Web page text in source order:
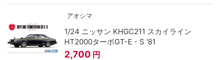
アオシマ
1/24 ニッサン KHGC211 スカイライン
HT2000ターボGT-E・S '81
2,700 円